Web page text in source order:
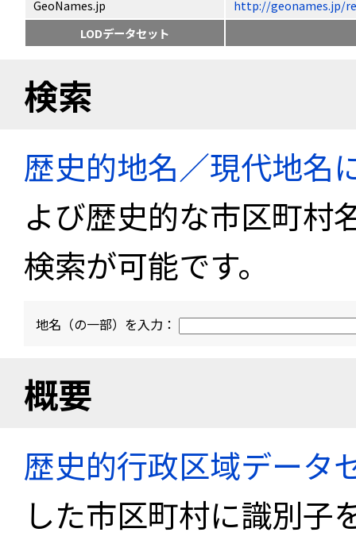
GeoNames.jp
http://geonames.jp/
LODデータセット
検索
歴史的地名／現代地名
よび歴史的な市区町村
検索が可能です。
地名（の一部）を入力：
概要
歴史的行政区域データ
した市区町村に識別子